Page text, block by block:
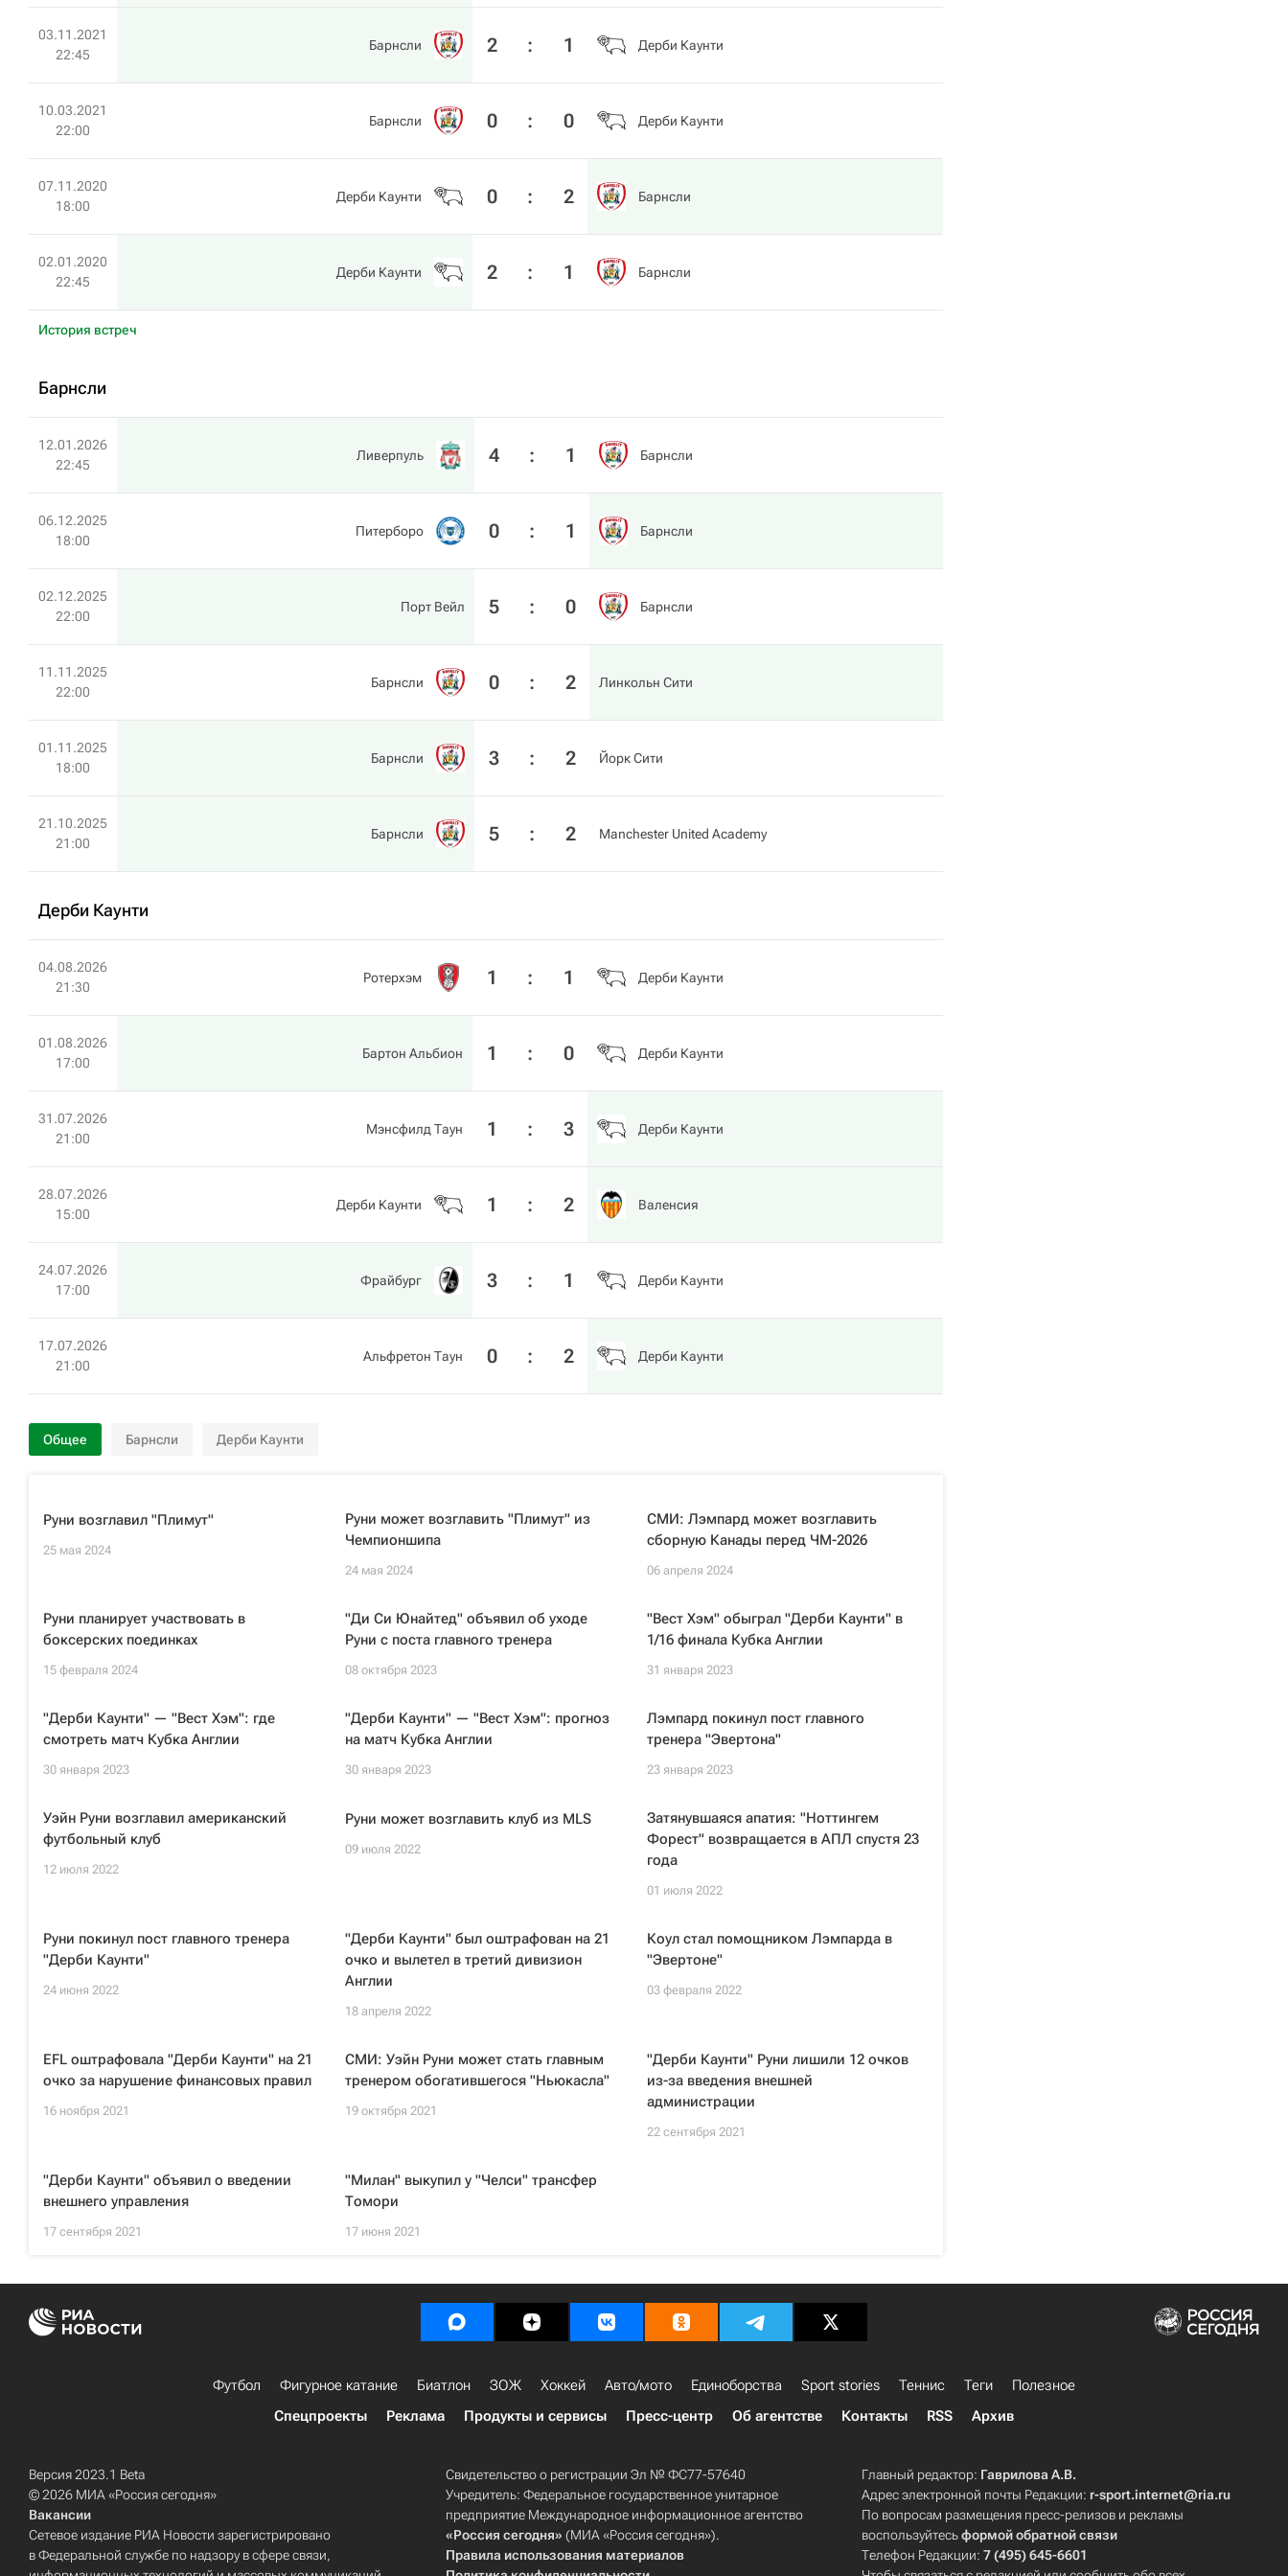
03.11.2021
22:45
Барнсли 2 : 1 Дерби Каунти
10.03.2021
22:00
Барнсли 0 : 0 Дерби Каунти
07.11.2020
18:00
Дерби Каунти 0 : 2 Барнсли
02.01.2020
22:45
Дерби Каунти 2 : 1 Барнсли
История встреч
Барнсли
12.01.2026
22:45
Ливерпуль 4 : 1 Барнсли
06.12.2025
18:00
Питерборо 0 : 1 Барнсли
02.12.2025
22:00
Порт Вейл 5 : 0 Барнсли
11.11.2025
22:00
Барнсли 0 : 2 Линкольн Сити
01.11.2025
18:00
Барнсли 3 : 2 Йорк Сити
21.10.2025
21:00
Барнсли 5 : 2 Manchester United Academy
Дерби Каунти
04.08.2026
21:30
Ротерхэм 1 : 1 Дерби Каунти
01.08.2026
17:00
Бартон Альбион 1 : 0 Дерби Каунти
31.07.2026
21:00
Мэнсфилд Таун 1 : 3 Дерби Каунти
28.07.2026
15:00
Дерби Каунти 1 : 2 Валенсия
24.07.2026
17:00
Фрайбург 3 : 1 Дерби Каунти
17.07.2026
21:00
Альфретон Таун 0 : 2 Дерби Каунти
Общее Барнсли Дерби Каунти
Руни возглавил "Плимут"
25 мая 2024
Руни может возглавить "Плимут" из
Чемпионшипа
24 мая 2024
СМИ: Лэмпард может возглавить
сборную Канады перед ЧМ-2026
06 апреля 2024
Руни планирует участвовать в
боксерских поединках
15 февраля 2024
"Ди Си Юнайтед" объявил об уходе
Руни с поста главного тренера
08 октября 2023
"Вест Хэм" обыграл "Дерби Каунти" в
1/16 финала Кубка Англии
31 января 2023
"Дерби Каунти" — "Вест Хэм": где
смотреть матч Кубка Англии
30 января 2023
"Дерби Каунти" — "Вест Хэм": прогноз
на матч Кубка Англии
30 января 2023
Лэмпард покинул пост главного
тренера "Эвертона"
23 января 2023
Уэйн Руни возглавил американский
футбольный клуб
12 июля 2022
Руни может возглавить клуб из MLS
09 июля 2022
Затянувшаяся апатия: "Ноттингем
Форест" возвращается в АПЛ спустя 23
года
01 июля 2022
Руни покинул пост главного тренера
"Дерби Каунти"
24 июня 2022
"Дерби Каунти" был оштрафован на 21
очко и вылетел в третий дивизион
Англии
18 апреля 2022
Коул стал помощником Лэмпарда в
"Эвертоне"
03 февраля 2022
EFL оштрафовала "Дерби Каунти" на 21
очко за нарушение финансовых правил
16 ноября 2021
СМИ: Уэйн Руни может стать главным
тренером обогатившегося "Ньюкасла"
19 октября 2021
"Дерби Каунти" Руни лишили 12 очков
из-за введения внешней
администрации
22 сентября 2021
"Дерби Каунти" объявил о введении
внешнего управления
17 сентября 2021
"Милан" выкупил у "Челси" трансфер
Томори
17 июня 2021
Футбол Фигурное катание Биатлон ЗОЖ Хоккей Авто/мото Единоборства Sport stories Теннис Теги
Полезное
Спецпроекты
Реклама Продукты и сервисы Пресс-центр Об агентстве Контакты RSS Архив
Версия 2023.1 Beta
© 2026 МИА «Россия сегодня»
Вакансии
Сетевое издание РИА Новости зарегистрировано
в Федеральной службе по надзору в сфере связи,
Свидетельство о регистрации Эл № ФС77-57640
Учредитель: Федеральное государственное унитарное
предприятие Международное информационное агентство
«Россия сегодня» (МИА «Россия сегодня»).
Правила использования материалов
Главный редактор: Гаврилова А.В.
Адрес электронной почты Редакции: r-sport.internet@ria.ru
По вопросам размещения пресс-релизов и рекламы
воспользуйтесьформой обратной связи
Телефон Редакции:7 (495) 645-6601